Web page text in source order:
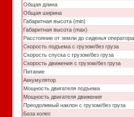
Общая длина
Общая ширина
Габаритная высота (min)
Габаритная высота (max)
Расстояние от земли до сиденья оператора
Скорость подъема с грузом/без груза
Скорость спуска с грузом/без груза
Скорость движения с грузом/без груза
Питание
Аккумулятор
Мощность двигателя подъема
Мощность двигателя движения
Преодолимый наклон с грузом/без груза
База колес